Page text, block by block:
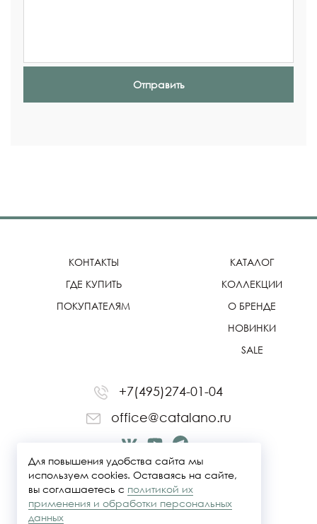
Отправить
КОНТАКТЫ
ГДЕ КУПИТЬ
ПОКУПАТЕЛЯМ
КАТАЛОГ
КОЛЛЕКЦИИ
О БРЕНДЕ
НОВИНКИ
SALE
+7(495)274-01-04
office@catalano.ru
Для повышения удобства сайта мы
используем cookies. Оставаясь на сайте,
вы соглашаетесь с политикой их
применения и обработки персональных
данных